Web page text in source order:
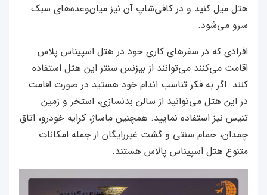
هتل میل کنید و در کافی‌شاپ آن نیز میان‌وعده‌های سبک
سرو می‌شود.
افرادی که در سفرهای کاری خود در هتل اسپیناس پلاس
اقامت می‌کنند می‌توانند از بیزنس سنتر این هتل استفاده
کنند. اگر به فکر تناسب اندام خود هستید در صورت اقامت
در این هتل می‌توانید از سالن بدنسازی، استخر و زمین
تنیس نیز استفاده نمایید. همچنین ماساژ، کرایه خودرو، اتاق
چمدان، حمام سنتی و گشت غیررایگان از جمله امکانات
متنوع هتل اسپیناس پالاس هستند.